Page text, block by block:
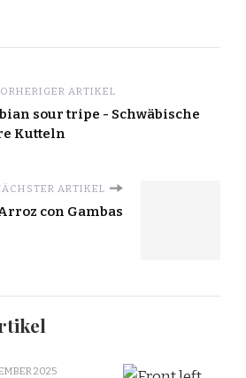
ARTIKEL
sour tripe - Schwäbische
Kutteln
ARTIKEL
con Gambas
2025